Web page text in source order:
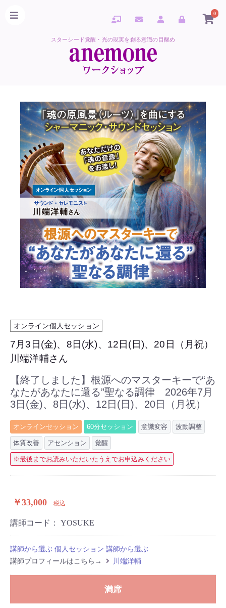
0
スターシード覚醒・光の現実を創る意識の目醒め
オンライン個人セッション
7月3日(金)、8日(水)、12日(日)、20日（月祝）
川端洋輔さん
【終了しました】根源へのマスターキーで“あ
なたがあなたに還る”聖なる調律 2026年7月
3日(金)、8日(水)、12日(日)、20日（月祝）
オンラインセッション 60分セッション 意識変容 波動調整
体質改善 アセンション 覚醒
※最後までお読みいただいたうえでお申込みください
￥33,000 税込
講師コード： YOSUKE
講師から選ぶ 個人セッション 講師から選ぶ
講師プロフィールはこちら→
川端洋輔
満席